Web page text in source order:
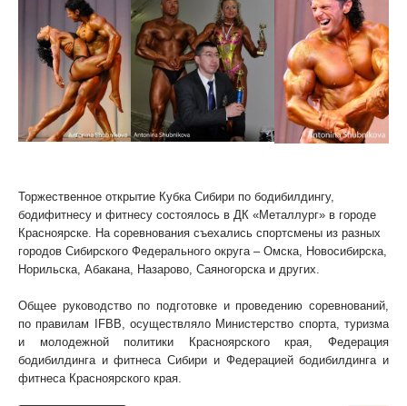
Торжественное открытие Кубка Сибири по бодибилдингу,
бодифитнесу и фитнесу состоялось в ДК «Металлург» в городе
Красноярске. На соревнования съехались спортсмены из разных
городов Сибирского Федерального округа – Омска, Новосибирска,
Норильска, Абакана, Назарово, Саяногорска и других.
Общее руководство по подготовке и проведению соревнований,
по правилам IFBB, осуществляло Министерство спорта, туризма
и молодежной политики Красноярского края, Федерация
бодибилдинга и фитнеса Сибири и Федерацией бодибилдинга и
фитнеса Красноярского края.